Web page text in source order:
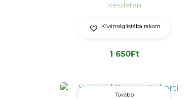
Készleten
Kívánságlistába rakom
1 650Ft
Tovább